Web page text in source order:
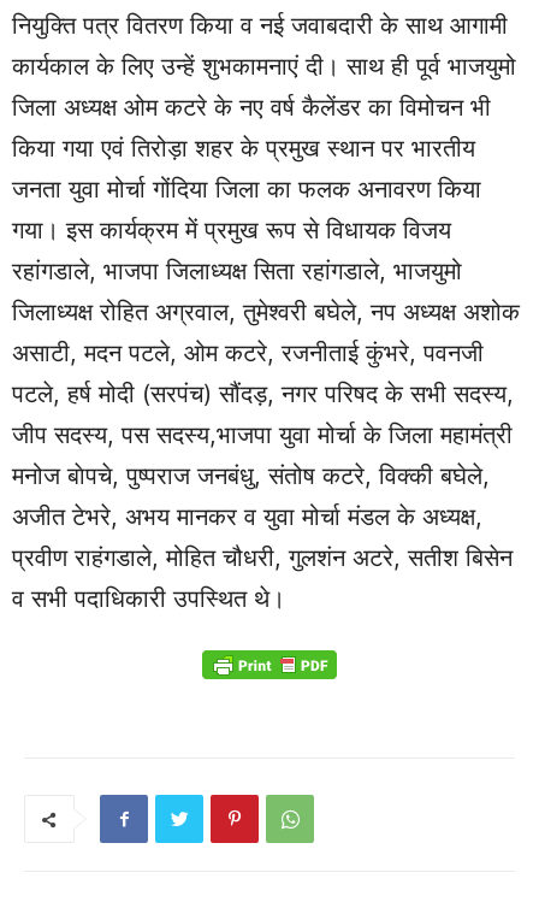
नियुक्ति पत्र वितरण किया व नई जवाबदारी के साथ आगामी
कार्यकाल के लिए उन्हें शुभकामनाएं दी। साथ ही पूर्व भाजयुमो
जिला अध्यक्ष ओम कटरे के नए वर्ष कैलेंडर का विमोचन भी
किया गया एवं तिरोड़ा शहर के प्रमुख स्थान पर भारतीय
जनता युवा मोर्चा गोंदिया जिला का फलक अनावरण किया
गया। इस कार्यक्रम में प्रमुख रूप से विधायक विजय
रहांगडाले, भाजपा जिलाध्यक्ष सिता रहांगडाले, भाजयुमो
जिलाध्यक्ष रोहित अग्रवाल, तुमेश्वरी बघेले, नप अध्यक्ष अशोक
असाटी, मदन पटले, ओम कटरे, रजनीताई कुंभरे, पवनजी
पटले, हर्ष मोदी (सरपंच) सौंदड़, नगर परिषद के सभी सदस्य,
जीप सदस्य, पस सदस्य,भाजपा युवा मोर्चा के जिला महामंत्री
मनोज बाेपचे, पुष्पराज जनबंधु, संतोष कटरे, विक्की बघेले,
अजीत टेभरे, अभय मानकर व युवा मोर्चा मंडल के अध्यक्ष,
प्रवीण राहंगडाले, मोहित चौधरी, गुलशंन अटरे, सतीश बिसेन
व सभी पदाधिकारी उपस्थित थे।